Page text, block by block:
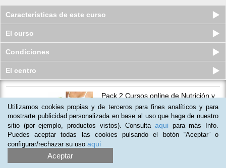
Características de este curso
El curso
Condiciones
El centro
Pack 2 Cursos online de Nutrición y
Alimentación Saludable
Plazas agotadas
S/.179
Utilizamos cookies propias y de terceros para fines analíticos y para
mostrarte publicidad personalizada en base al uso que haga de nuestro
sitio (por ejemplo, productos vistos). Consulta aqui para más Info.
Puedes aceptar todas las cookies pulsando el botón “Aceptar” o
configurar/rechazar su uso aqui
Aceptar